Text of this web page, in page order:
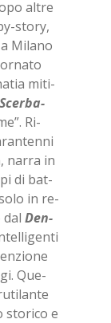
al­tre
sto­ry,
Mi­la­no
mi­ti­
Ri­
nar­ra in
di bat­
in re­
Den­
Que­
sto­ri­co e